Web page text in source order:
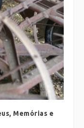
Memórias e